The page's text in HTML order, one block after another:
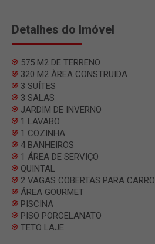
Detalhes do Imóvel
575 M2 DE TERRENO
320 M2 ÀREA CONSTRUIDA
3 SUÍTES
3 SALAS
JARDIM DE INVERNO
1 LAVABO
1 COZINHA
4 BANHEIROS
1 ÁREA DE SERVIÇO
QUINTAL
2 VAGAS COBERTAS PARA CARRO
ÁREA GOURMET
PISCINA
PISO PORCELANATO
TETO LAJE